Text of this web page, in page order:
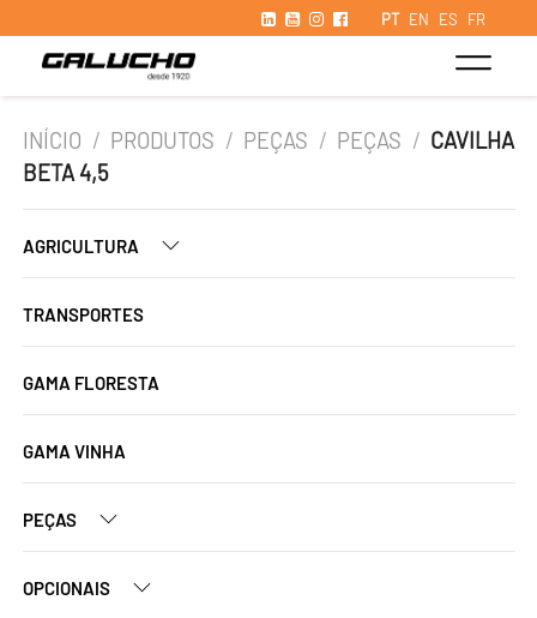
PT EN ES FR
INÍCIO / PRODUTOS / PEÇAS / PEÇAS / CAVILHA
BETA 4,5
AGRICULTURA
TRANSPORTES
GAMA FLORESTA
GAMA VINHA
PEÇAS
OPCIONAIS